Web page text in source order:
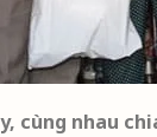
cùng nhau